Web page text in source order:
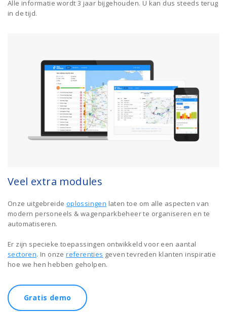
Alle informatie wordt 3 jaar bijgehouden. U kan dus steeds terug
in de tijd.
Veel extra modules
Onze uitgebreide oplossingen laten toe om alle aspecten van
modern personeels & wagenparkbeheer te organiseren en te
automatiseren.
Er zijn specieke toepassingen ontwikkeld voor een aantal
sectoren. In onzereferenties geven tevreden klanten inspiratie
hoe we hen hebben geholpen.
Gratis demo